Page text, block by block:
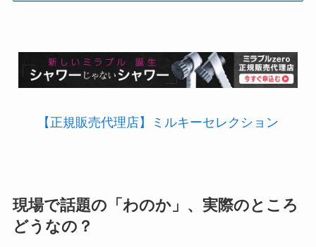
【正規販売代理店】ミルキーセレクション
現場で話題の「わのか」、実際のところ
どうなの？